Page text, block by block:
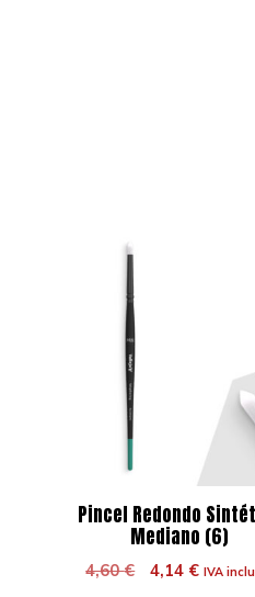
Pincel Redondo
Mediano (6)
4,60€
El
4,14 €ElIVA